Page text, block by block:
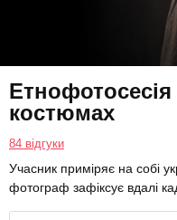
Етнофотосесія
костюмах
84 відгуки
Учасник приміряє на собі
фотограф зафіксує вдалі